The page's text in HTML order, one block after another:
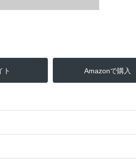
ト Amazonで購入